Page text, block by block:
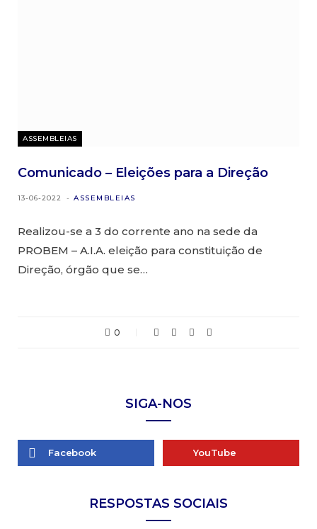
ASSEMBLEIAS
Comunicado – Eleições para a Direção
13-06-2022 ASSEMBLEIAS
Realizou-se a 3 do corrente ano na sede da
PROBEM – A.I.A. eleição para constituição de
Direção, órgão que se…
0
SIGA-NOS
Facebook YouTube
RESPOSTAS SOCIAIS